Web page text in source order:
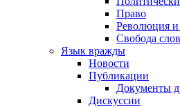
Право
Революция
Свобода
Язык вражды
Новости
Публикации
Документы
Дискуссии